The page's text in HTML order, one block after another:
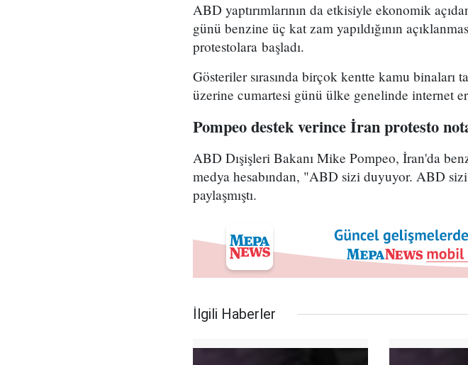
ABD yaptırımlarının da etkisiyle ekonomik
günü benzine üç kat zam yapıldığının
protestolara başladı.
Gösteriler sırasında birçok kentte kamu
üzerine cumartesi günü ülke genelinde internet
Pompeo destek verince İran protesto
ABD Dışişleri Bakanı Mike Pompeo, İran'da
medya hesabından, "ABD sizi duyuyor. ABD
paylaşmıştı.
İlgili Haberler